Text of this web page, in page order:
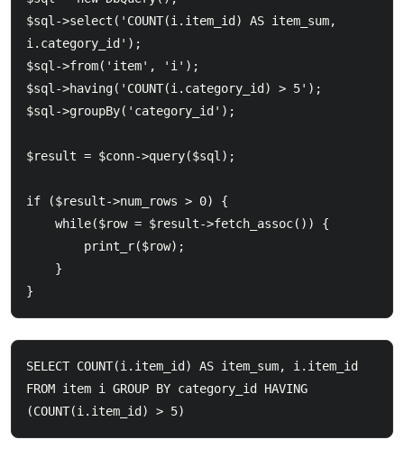
$sql->select('COUNT(i.item_id) AS item_sum,
i.category_id');
$sql->from('item', 'i');
$sql->having('COUNT(i.category_id) > 5');
$sql->groupBy('category_id');
$result = $conn->query($sql);
if ($result->num_rows > 0) {
SELECT COUNT(i.item_id) AS item_sum, i.item_id
FROM item i GROUP BY category_id HAVING
(COUNT(i.item_id) > 5)